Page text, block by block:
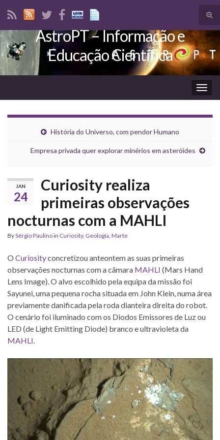
Search for:
AstroPT – Informação e
Educação Científica
História do Universo, com pendor Humano
Empresa privada quer explorar minérios em asteróides
JAN
24
Curiosity realiza
primeiras observações
nocturnas com a MAHLI
BySérgio Paulinoin Curiosity, Geologia, Marte
O Curiosityconcretizou anteontem as suas primeiras
observações nocturnas com a câmara MAHLI (Mars Hand
Lens Image). O alvo escolhido pela equipa da missão foi
Sayunei, uma pequena rocha situada em John Klein, numa área
previamente danificada pela roda dianteira direita do robot.
O cenário foi iluminado com os Diodos Emissores de Luz ou
LED (de Light Emitting Diode) branco e ultravioleta da
MAHLI.